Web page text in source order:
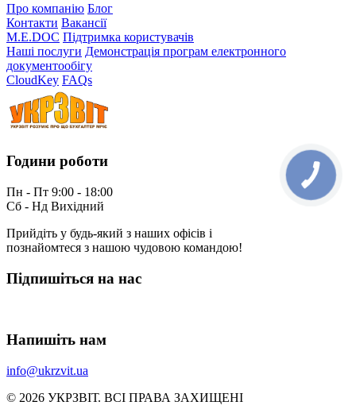
Про компанію Блог
Контакти Вакансії
M.E.DOC Підтримка користувачів
Наші послуги Демонстрація програм електронного
документообігу
CloudKey FAQs
Години роботи
Пн - Пт 9:00 - 18:00
Сб - Нд Вихідний
Прийдіть у будь-який з наших офісів і
познайомтеся з нашою чудовою командою!
Підпишіться на нас
Напишіть нам
info@ukrzvit.ua
© 2026 УКРЗВIТ. ВСI ПРАВА ЗАХИЩЕНI